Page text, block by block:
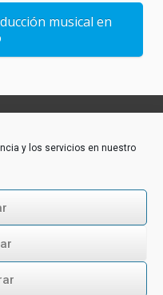
y los servicios en nuestro
musical en